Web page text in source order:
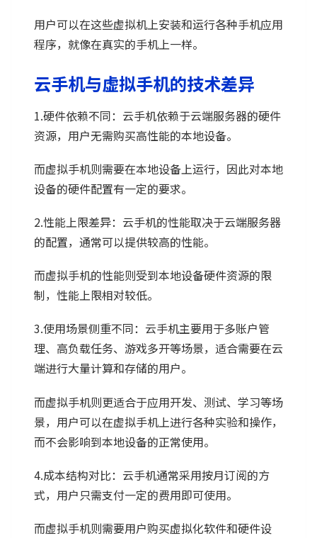
用户可以在这些虚拟机上安装和运行各种手机应用
程序，就像在真实的手机上一样。
云手机与虚拟手机的技术差异
1.硬件依赖不同：云手机依赖于云端服务器的硬件
资源，用户无需购买高性能的本地设备。
而虚拟手机则需要在本地设备上运行，因此对本地
设备的硬件配置有一定的要求。
2.性能上限差异：云手机的性能取决于云端服务器
的配置，通常可以提供较高的性能。
而虚拟手机的性能则受到本地设备硬件资源的限
制，性能上限相对较低。
3.使用场景侧重不同：云手机主要用于多账户管
理、高负载任务、游戏多开等场景，适合需要在云
端进行大量计算和存储的用户。
而虚拟手机则更适合于应用开发、测试、学习等场
景，用户可以在虚拟手机上进行各种实验和操作，
而不会影响到本地设备的正常使用。
4.成本结构对比：云手机通常采用按月订阅的方
式，用户只需支付一定的费用即可使用。
而虚拟手机则需要用户购买虚拟化软件和硬件设